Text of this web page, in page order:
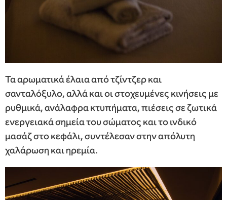
Τα αρωματικά έλαια από τζίντζερ και
σανταλόξυλο, αλλά και οι στοχευμένες κινήσεις με
ρυθμικά, ανάλαφρα κτυπήματα, πιέσεις σε ζωτικά
ενεργειακά σημεία του σώματος και το ινδικό
μασάζ στο κεφάλι, συντέλεσαν στην απόλυτη
χαλάρωση και ηρεμία.